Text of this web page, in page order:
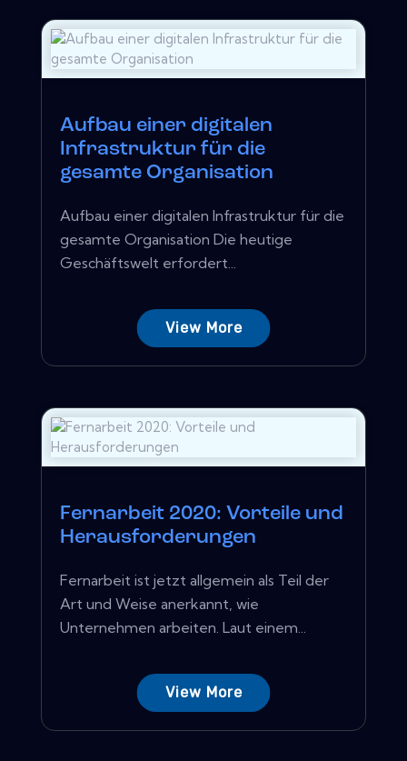
Aufbau einer digitalen
Infrastruktur für die
gesamte Organisation
Aufbau einer digitalen Infrastruktur für die
gesamte Organisation Die heutige
Geschäftswelt erfordert...
View More
Fernarbeit 2020: Vorteile und
Herausforderungen
Fernarbeit ist jetzt allgemein als Teil der
Art und Weise anerkannt, wie
Unternehmen arbeiten. Laut einem...
View More